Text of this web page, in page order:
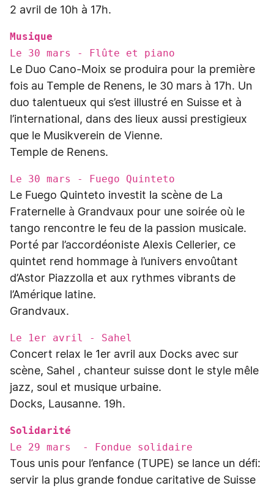
2 avril de 10h à 17h.
Musique
Le 30 mars - Flûte et piano
Le Duo Cano-Moix se produira pour la première
fois au Temple de Renens, le 30 mars à 17h. Un
duo talentueux qui s’est illustré en Suisse et à
l’international, dans des lieux aussi prestigieux
que le Musikverein de Vienne.
Temple de Renens.
Le 30 mars - Fuego Quinteto
Le Fuego Quinteto investit la scène de La
Fraternelle à Grandvaux pour une soirée où le
tango rencontre le feu de la passion musicale.
Porté par l’accordéoniste Alexis Cellerier, ce
quintet rend hommage à l’univers envoûtant
d’Astor Piazzolla et aux rythmes vibrants de
l’Amérique latine.
Grandvaux.
Le 1er avril - Sahel
Concert relax le 1er avril aux Docks avec sur
scène, Sahel , chanteur suisse dont le style mêle
jazz, soul et musique urbaine.
Docks, Lausanne. 19h.
Solidarité
Le 29 mars - Fondue solidaire
Tous unis pour l’enfance (TUPE) se lance un défi:
servir la plus grande fondue caritative de Suisse